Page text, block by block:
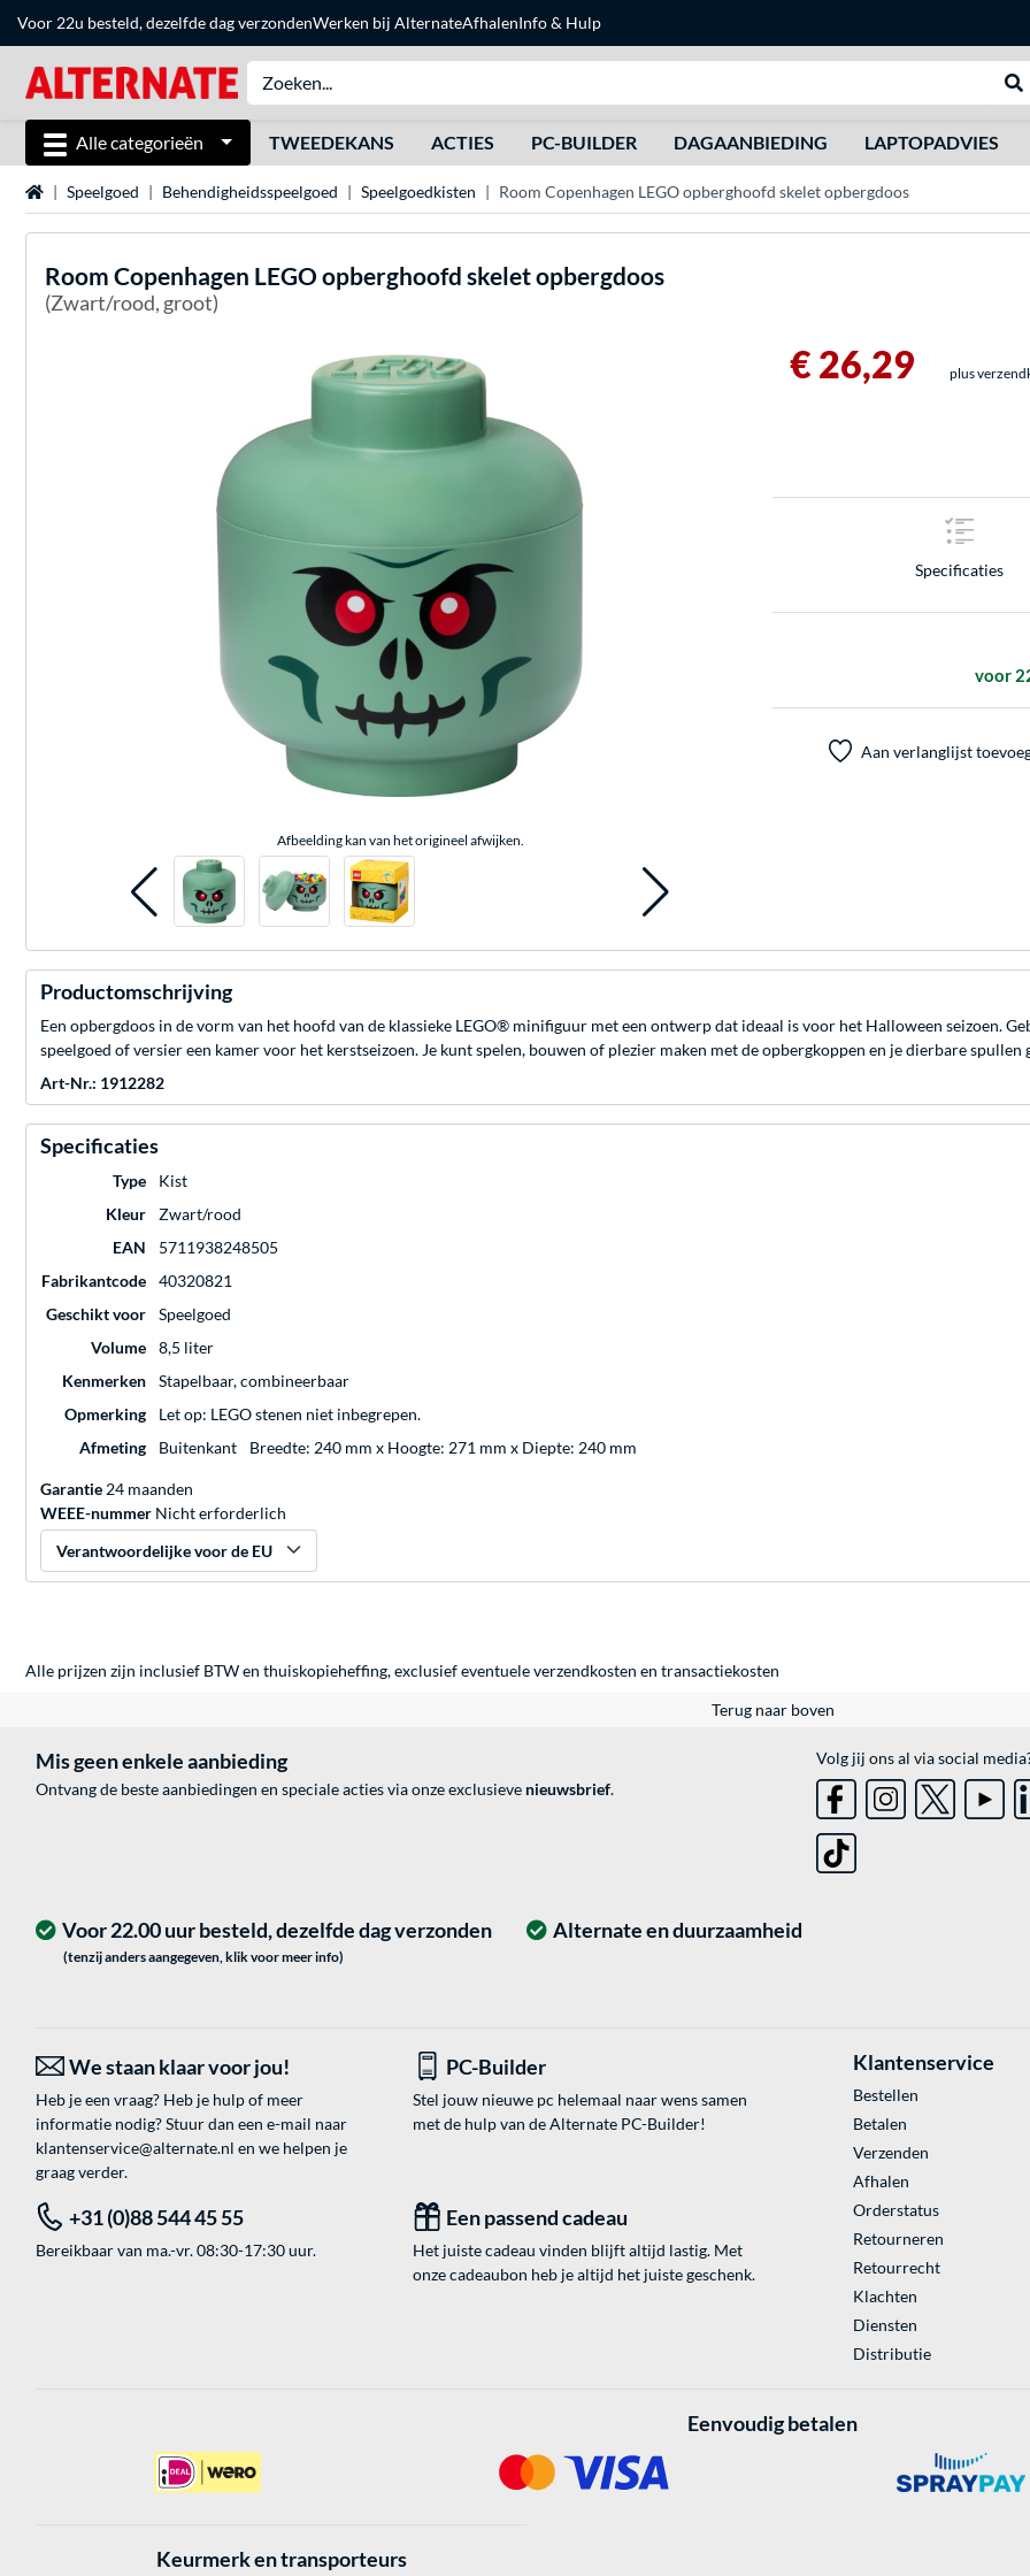
Voor 22u besteld, dezelfde dag verzondenWerken bij AlternateAfhalenInfo & Hulp
Alle categorieën TWEEDEKANS ACTIES PC-BUILDER DAGAANBIEDING LAPTOPADVIES
HomeSpeelgoed Behendigheidsspeelgoed Speelgoedkisten Room Copenhagen LEGO opberghoofd skelet opbergdoos
Room Copenhagen LEGO opberghoofd skelet opbergdoos
(Zwart/rood, groot)
Afbeelding kan van het origineel afwijken.
€ 26,29 plus
Specificaties
voor
Aan verlanglijst
Productomschrijving
Een opbergdoos in de vorm van het hoofd van de klassieke LEGO® minifiguur met een ontwerp dat ideaal is voor het Halloween seizoen.
speelgoed of versier een kamer voor het kerstseizoen. Je kunt spelen, bouwen of plezier maken met de opbergkoppen en je dierbare
Art-Nr.: 1912282
Specificaties
Type
Kist
Kleur
Zwart/rood
EAN
5711938248505
Fabrikantcode
40320821
Geschikt voor
Speelgoed
Volume
8,5 liter
Kenmerken
Stapelbaar, combineerbaar
Opmerking
Let op: LEGO stenen niet inbegrepen.
Afmeting
Buitenkant Breedte: 240 mm x Hoogte: 271 mm x Diepte: 240 mm
Garantie 24 maanden
WEEE-nummer Nicht erforderlich
Verantwoordelijke voor de EU
Alle prijzen zijn inclusief BTW en thuiskopieheffing, exclusief eventueleverzendkosten en transactiekosten
Terug naar boven
Mis geen enkele aanbieding
Ontvang de beste aanbiedingen en speciale acties via onze exclusieve nieuwsbrief.
Volg jij ons al via social
Alternate en duurzaamheid
Voor 22.00 uur besteld, dezelfde dag verzonden
(tenzij anders aangegeven, klik voor meer info)
We staan klaar voor jou!
Heb je een vraag? Heb je hulp of meer
informatie nodig? Stuur dan een e-mail naar
klantenservice@alternate.nl en we helpen je
graag verder.
PC-Builder
Stel jouw nieuwe pc helemaal naar wens samen
met de hulp van de Alternate PC-Builder!
+31 (0)88 544 45 55
Bereikbaar van ma.-vr. 08:30-17:30 uur.
Een passend cadeau
Het juiste cadeau vinden blijft altijd lastig. Met
onze cadeaubon heb je altijd het juiste geschenk.
Klantenservice
Bestellen
Betalen
Verzenden
Afhalen
Orderstatus
Retourneren
Retourrecht
Klachten
Diensten
Distributie
Eenvoudig betalen
Keurmerk en transporteurs